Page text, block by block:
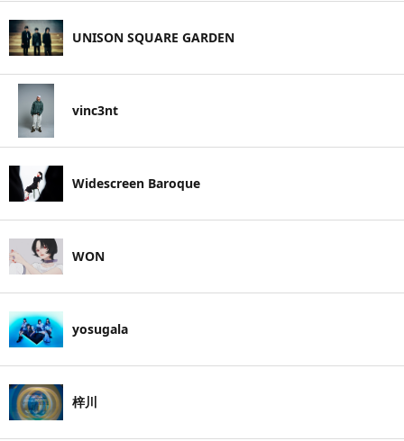
UNISON SQUARE GARDEN
vinc3nt
Widescreen Baroque
WON
yosugala
梓川